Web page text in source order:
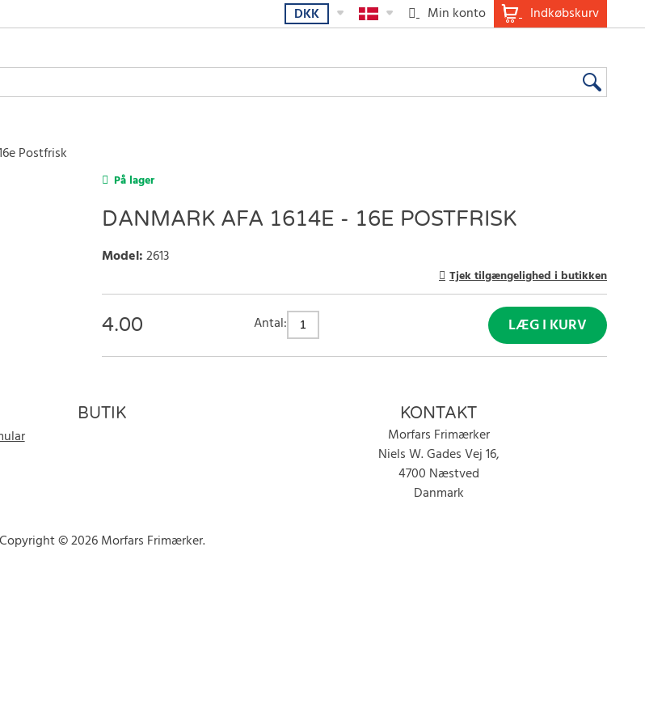
Indkøbskurv
Min konto
DKK
Postfrisk
På lager
DANMARK AFA 1614E - 16E POSTFRISK
Model:2613
Tjek tilgængelighed i butikken
4.00 Antal: LÆG I KURV
BUTIK KONTAKT
Morfars Frimærker
Niels W. Gades Vej 16,
4700 Næstved
Danmark
Copyright © 2026 Morfars Frimærker.